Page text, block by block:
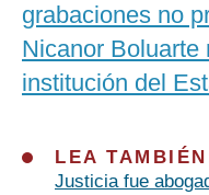
grabaciones no
Nicanor Boluarte
institución del
LEA
Justicia fue